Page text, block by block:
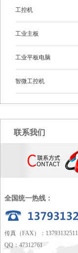
工控机
工业主板
工业平板电脑
智微工控机
联系我们
全国统一热线：
传真（FAX）：13793132511
QQ：47312761